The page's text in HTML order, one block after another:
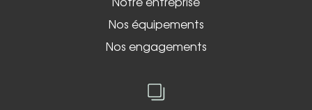
Nos équipements
Nos engagements